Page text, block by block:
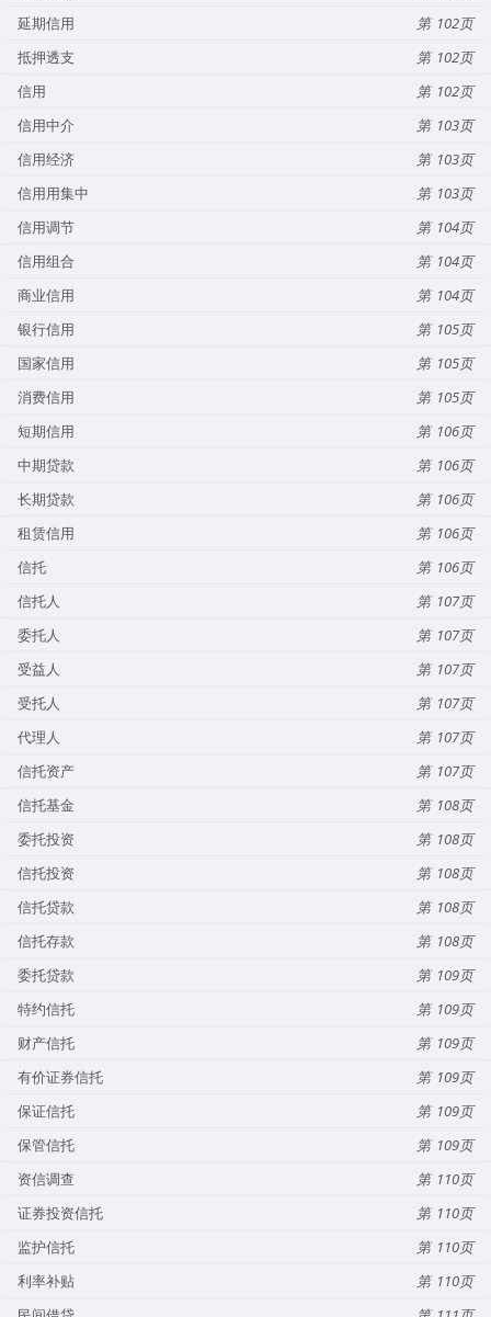
延期信用
102
抵押透支
102
信用
102
信用中介
103
信用经济
103
信用用集中
103
信用调节
104
信用组合
104
商业信用
104
银行信用
105
国家信用
105
消费信用
105
短期信用
106
中期贷款
106
长期贷款
106
租赁信用
106
信托
106
信托人
107
委托人
107
受益人
107
受托人
107
代理人
107
信托资产
107
信托基金
108
委托投资
108
信托投资
108
信托贷款
108
信托存款
108
委托贷款
109
特约信托
109
财产信托
109
有价证券信托
109
保证信托
109
保管信托
109
资信调查
110
证券投资信托
110
监护信托
110
利率补贴
110